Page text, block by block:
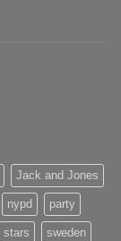
Jack and Jones
nypd party
stars sweden